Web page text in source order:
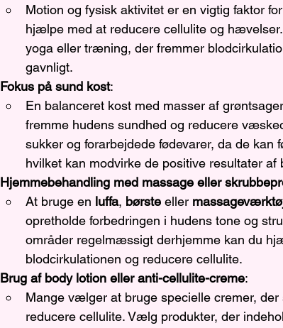
Motion og fysisk aktivitet er en vigtig faktor
hjælpe med at reducere cellulite og
yoga eller træning, der fremmer
gavnligt.
Fokus på sund kost:
En balanceret kost med masser af
fremme hudens sundhed og reducere
sukker og forarbejdede fødevarer, da de
hvilket kan modvirke de positive resultater af
Hjemmebehandling med massage eller
At bruge en luffa, børste eller
opretholde forbedringen i hudens tone og
områder regelmæssigt derhjemme kan du
blodcirkulationen og reducere cellulite.
Brug af body lotion eller anti-cellulite-creme:
Mange vælger at bruge specielle cremer,
reducere cellulite. Vælg produkter, der